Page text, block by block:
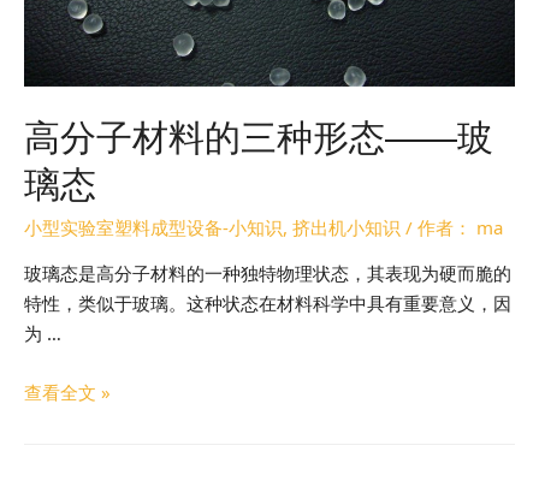
高分子材料的三种形态——玻
璃态
小型实验室塑料成型设备-小知识, 挤出机小知识 / 作者： ma
玻璃态是高分子材料的一种独特物理状态，其表现为硬而脆的
特性，类似于玻璃。这种状态在材料科学中具有重要意义，因
为 …
查看全文 »